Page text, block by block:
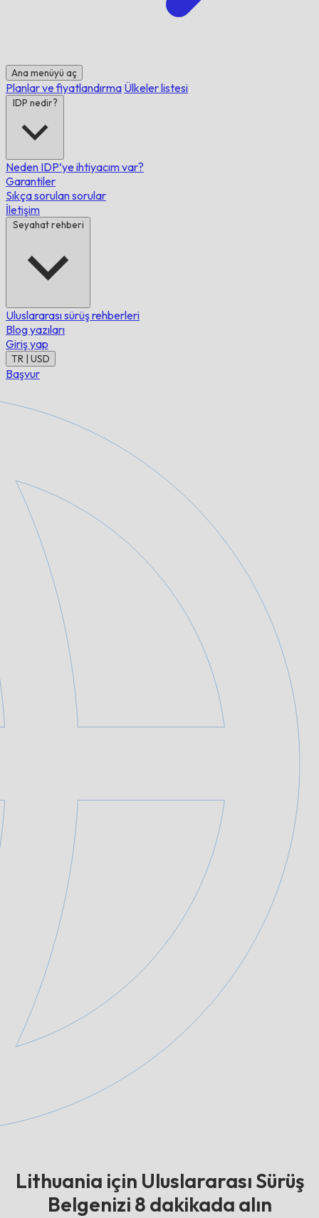
Ana menüyü aç
Planlar ve fiyatlandırma Ülkeler listesi
IDP nedir?
Neden IDP’ye ihtiyacım var?
Garantiler
Sıkça sorulan sorular
İletişim
Seyahat rehberi
Uluslararası sürüş rehberleri
Blog yazıları
Giriş yap
TR | USD
Başvur
Lithuania için Uluslararası Sürüş
Belgenizi 8 dakikada alın